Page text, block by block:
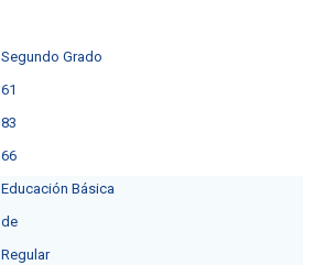
Segundo Grado
61
83
66
Educación Básica
de
Regular